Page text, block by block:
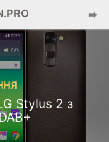
➡️
Stylus 2 з